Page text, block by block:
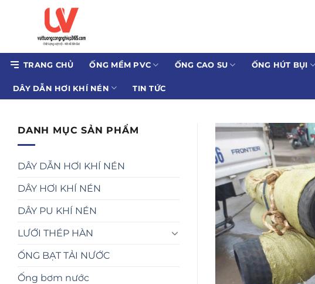
dung
TRANG CHỦ ỐNG MỀM PVC ỐNG CAO SU ỐNG HÚT BỤI
DÂY DẪN HƠI KHÍ NÉN TIN TỨC
DANH MỤC SẢN PHẨM
DÂY DẪN HƠI KHÍ NÉN
DÂY HƠI KHÍ NÉN
DÂY PU KHÍ NÉN
LƯỚI THÉP HÀN
ỐNG BẠT TẢI NƯỚC
Ống bơm nước